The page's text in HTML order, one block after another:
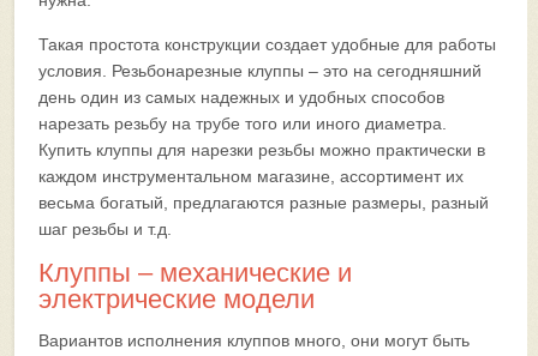
Такая простота конструкции создает удобные для работы
условия. Резьбонарезные клуппы – это на сегодняшний
день один из самых надежных и удобных способов
нарезать резьбу на трубе того или иного диаметра.
Купить клуппы для нарезки резьбы можно практически в
каждом инструментальном магазине, ассортимент их
весьма богатый, предлагаются разные размеры, разный
шаг резьбы и т.д.
Клуппы – механические и
электрические модели
Вариантов исполнения клуппов много, они могут быть